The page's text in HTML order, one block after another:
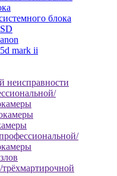
блока
mark ii
неисправности